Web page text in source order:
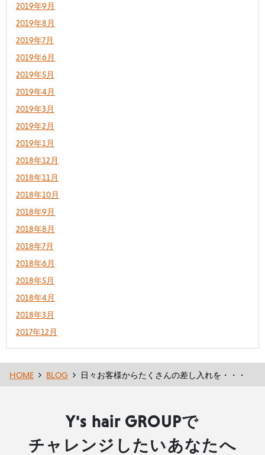
2019年9月
2019年8月
2019年7月
2019年6月
2019年5月
2019年4月
2019年3月
2019年2月
2019年1月
2018年12月
2018年11月
2018年10月
2018年9月
2018年8月
2018年7月
2018年6月
2018年5月
2018年4月
2018年3月
2017年12月
HOME BLOG 日々お客様からたくさんの差し入れを・・・
Y's hair GROUPで
チャレンジしたいあなたへ